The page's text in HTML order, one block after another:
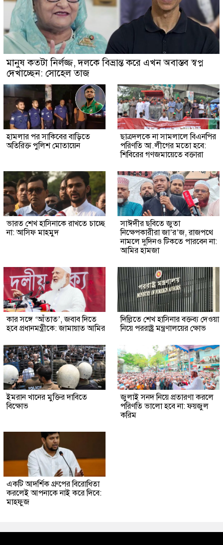
মানুষ কতটা নির্লজ্জ, দলকে বিভ্রান্ত করে এখন অবাস্তব স্বপ্ন
দেখাচ্ছেন: সোহেল তাজ
হামলার পর সাকিবের বাড়িতে
অতিরিক্ত পুলিশ মোতায়েন
ছাত্রদলকে না সামলালে বিএনপির
পরিণতি আ.লীগের মতো হবে:
শিবিরের গণজমায়েতে বক্তারা
ভারত শেখ হাসিনাকে রাখতে চাচ্ছে
না: আসিফ মাহমুদ
সাঈদীর ছবিতে জুতা
নিক্ষেপকারীরা জা’র’জ, রাজপথে
নামলে দুদিনও টিকতে পারবেন না:
আমির হামজা
কার সঙ্গে ‘আঁতাত’, জবাব দিতে
হবে প্রধানমন্ত্রীকে: জামায়াত আমির
দিল্লিতে শেখ হাসিনার বক্তব্য দেওয়া
নিয়ে পররাষ্ট্র মন্ত্রণালয়ের ক্ষোভ
ইমরান খানের মুক্তির দাবিতে
বিক্ষোভ
জুলাই সনদ নিয়ে প্রতারণা করলে
পরিণতি ভালো হবে না: ফয়জুল
করিম
একটি আদর্শিক গ্রুপের বিরোধিতা
করলেই আপনাকে নাই করে দিবে:
মাহফুজ